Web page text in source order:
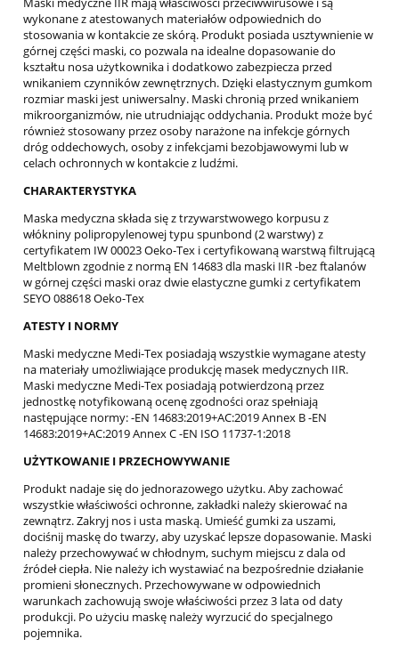
wykonane z atestowanych materiałów odpowiednich do
stosowania w kontakcie ze skórą. Produkt posiada usztywnienie w
górnej części maski, co pozwala na idealne dopasowanie do
kształtu nosa użytkownika i dodatkowo zabezpiecza przed
wnikaniem czynników zewnętrznych. Dzięki elastycznym gumkom
rozmiar maski jest uniwersalny. Maski chronią przed wnikaniem
mikroorganizmów, nie utrudniając oddychania. Produkt może być
również stosowany przez osoby narażone na infekcje górnych
dróg oddechowych, osoby z infekcjami bezobjawowymi lub w
celach ochronnych w kontakcie z ludźmi.
CHARAKTERYSTYKA
Maska medyczna składa się z trzywarstwowego korpusu z
włókniny polipropylenowej typu spunbond (2 warstwy) z
certyfikatem IW 00023 Oeko-Tex i certyfikowaną warstwą filtrującą
Meltblown zgodnie z normą EN 14683 dla maski IIR -bez ftalanów
w górnej części maski oraz dwie elastyczne gumki z certyfikatem
SEYO 088618 Oeko-Tex
ATESTY I NORMY
Maski medyczne Medi-Tex posiadają wszystkie wymagane atesty
na materiały umożliwiające produkcję masek medycznych IIR.
Maski medyczne Medi-Tex posiadają potwierdzoną przez
jednostkę notyfikowaną ocenę zgodności oraz spełniają
następujące normy: -EN 14683:2019+AC:2019 Annex B -EN
14683:2019+AC:2019 Annex C -EN ISO 11737-1:2018
UŻYTKOWANIE I PRZECHOWYWANIE
Produkt nadaje się do jednorazowego użytku. Aby zachować
wszystkie właściwości ochronne, zakładki należy skierować na
zewnątrz. Zakryj nos i usta maską. Umieść gumki za uszami,
dociśnij maskę do twarzy, aby uzyskać lepsze dopasowanie. Maski
należy przechowywać w chłodnym, suchym miejscu z dala od
źródeł ciepła. Nie należy ich wystawiać na bezpośrednie działanie
promieni słonecznych. Przechowywane w odpowiednich
warunkach zachowują swoje właściwości przez 3 lata od daty
produkcji. Po użyciu maskę należy wyrzucić do specjalnego
pojemnika.